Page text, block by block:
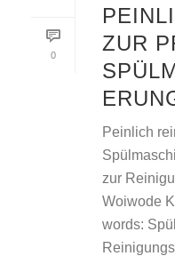
0
ZUR
Peinlich
zur
Woiwode
words: